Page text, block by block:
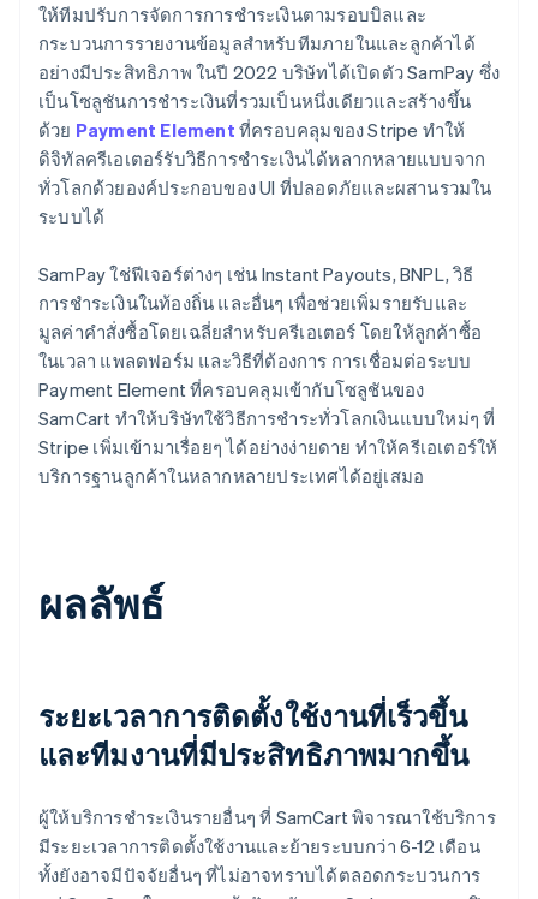
ให้ทีมปรับการจัดการการชำระเงินตามรอบบิลและ
กระบวนการรายงานข้อมูลสำหรับทีมภายในและลูกค้าได้
อย่างมีประสิทธิภาพ ในปี 2022 บริษัทได้เปิดตัว SamPay ซึ่ง
เป็นโซลูชันการชำระเงินที่รวมเป็นหนึ่งเดียวและสร้างขึ้น
ด้วย Payment Element ที่ครอบคลุมของ Stripe ทำให้
ดิจิทัลครีเอเตอร์รับวิธีการชำระเงินได้หลากหลายแบบจาก
ทั่วโลกด้วยองค์ประกอบของ UI ที่ปลอดภัยและผสานรวมใน
ระบบได้
SamPay ใช่ฟีเจอร์ต่างๆ เช่น Instant Payouts, BNPL, วิธี
การชำระเงินในท้องถิ่น และอื่นๆ เพื่อช่วยเพิ่มรายรับและ
มูลค่าคำสั่งซื้อโดยเฉลี่ยสำหรับครีเอเตอร์ โดยให้ลูกค้าซื้อ
ในเวลา แพลตฟอร์ม และวิธีที่ต้องการ การเชื่อมต่อระบบ
Payment Element ที่ครอบคลุมเข้ากับโซลูชันของ
SamCart ทำให้บริษัทใช้วิธีการชำระทั่วโลกเงินแบบใหม่ๆ ที่
Stripe เพิ่มเข้ามาเรื่อยๆ ได้อย่างง่ายดาย ทำให้ครีเอเตอร์ให้
บริการฐานลูกค้าในหลากหลายประเทศได้อยู่เสมอ
ผลลัพธ์
ระยะเวลาการติดตั้งใช้งานที่เร็วขึ้น
และทีมงานที่มีประสิทธิภาพมากขึ้น
ผู้ให้บริการชำระเงินรายอื่นๆ ที่ SamCart พิจารณาใช้บริการ
มีระยะเวลาการติดตั้งใช้งานและย้ายระบบกว่า 6-12 เดือน
ทั้งยังอาจมีปัจจัยอื่นๆ ที่ไม่อาจทราบได้ตลอดกระบวนการ